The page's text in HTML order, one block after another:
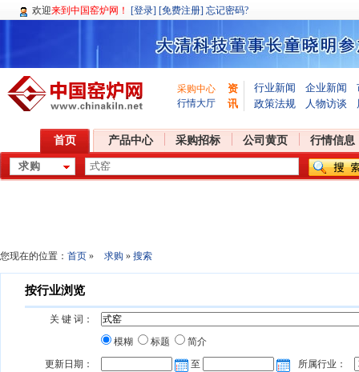
欢迎来到中国窑炉网！ [登录] [免费注册] 忘记密码?
采购中心
行情大厅
资
讯
行业新闻 企业新闻
政策法规
人物访谈
首页 产品中心 采购招标 公司黄页 行情信息
您现在的位置： 首页 » 求购 » 搜索
按行业浏览
关 键 词：
模糊
标题
简介
更新日期：
至 所属行业：